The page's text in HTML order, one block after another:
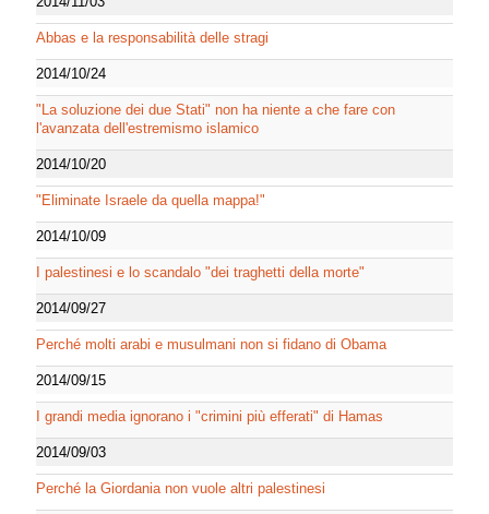
Abbas e la responsabilità delle stragi
2014/10/24
"La soluzione dei due Stati" non ha niente a che fare con
l'avanzata dell'estremismo islamico
2014/10/20
"Eliminate Israele da quella mappa!"
2014/10/09
I palestinesi e lo scandalo "dei traghetti della morte"
2014/09/27
Perché molti arabi e musulmani non si fidano di Obama
2014/09/15
I grandi media ignorano i "crimini più efferati" di Hamas
2014/09/03
Perché la Giordania non vuole altri palestinesi